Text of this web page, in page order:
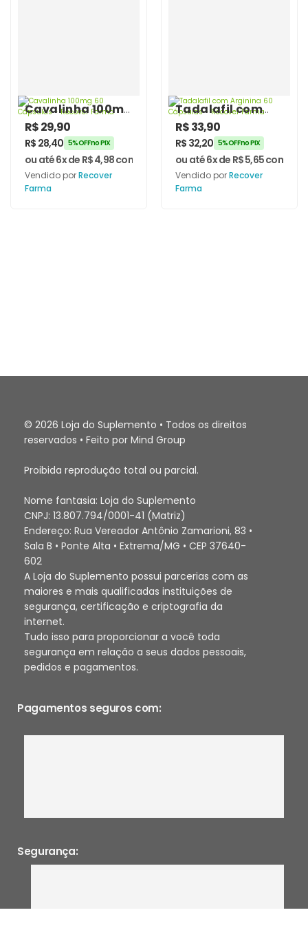
Cavalinha 100mg
60 Cápsulas –
Recover Farma
R$29,90
R$ 28,40 5% OFF no PIX
ou até 6x de R$4,98com juros
Vendido porRecover
Farma
Tadalafil com
Arginina 60
Cápsulas –
Recover Farma
R$33,90
R$ 32,20 5% OFF no PIX
ou até 6x de R$5,65com
Vendido porRecover
Farma
© 2026 Loja do Suplemento • Todos os direitos
reservados • Feito por Mind Group
Proibida reprodução total ou parcial.
Nome fantasia: Loja do Suplemento
CNPJ: 13.807.794/0001-41 (Matriz)
Endereço: Rua Vereador Antônio Zamarioni, 83 •
Sala B • Ponte Alta • Extrema/MG • CEP 37640-
602
A Loja do Suplemento possui parcerias com as
maiores e mais qualificadas instituições de
segurança, certificação e criptografia da
internet.
Tudo isso para proporcionar a você toda
segurança em relação a seus dados pessoais,
pedidos e pagamentos.
Pagamentos seguros com:
Segurança: